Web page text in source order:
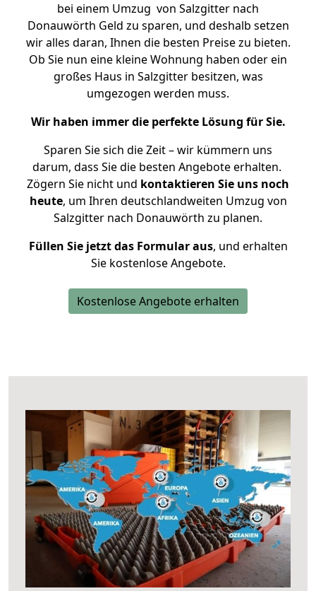
bei einem Umzug von Salzgitter nach
Donauwörth Geld zu sparen, und deshalb setzen
wir alles daran, Ihnen die besten Preise zu bieten.
Ob Sie nun eine kleine Wohnung haben oder ein
großes Haus in Salzgitter besitzen, was
umgezogen werden muss.
Wir haben immer die perfekte Lösung für Sie.
Sparen Sie sich die Zeit – wir kümmern uns
darum, dass Sie die besten Angebote erhalten.
Zögern Sie nicht und kontaktieren Sie uns noch
heute, um Ihren deutschlandweiten Umzug von
Salzgitter nach Donauwörth zu planen.
Füllen Sie jetzt das Formular aus, und erhalten
Sie kostenlose Angebote.
Kostenlose Angebote erhalten